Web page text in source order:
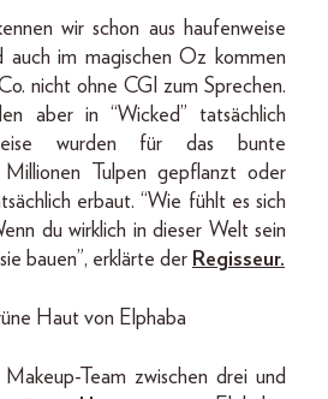
wir schon aus haufenweise
auch im magischen Oz kommen
nicht ohne CGI zum Sprechen.
aber in “Wicked” tatsächlich
wurden für das bunte
Millionen Tulpen gepflanzt oder
erbaut. “Wie fühlt es sich
du wirklich in dieser Welt sein
bauen”, erklärte der Regisseur.
Haut von Elphaba
Makeup-Team zwischen drei und